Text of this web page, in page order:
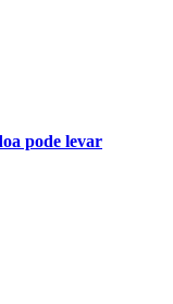
pode levar